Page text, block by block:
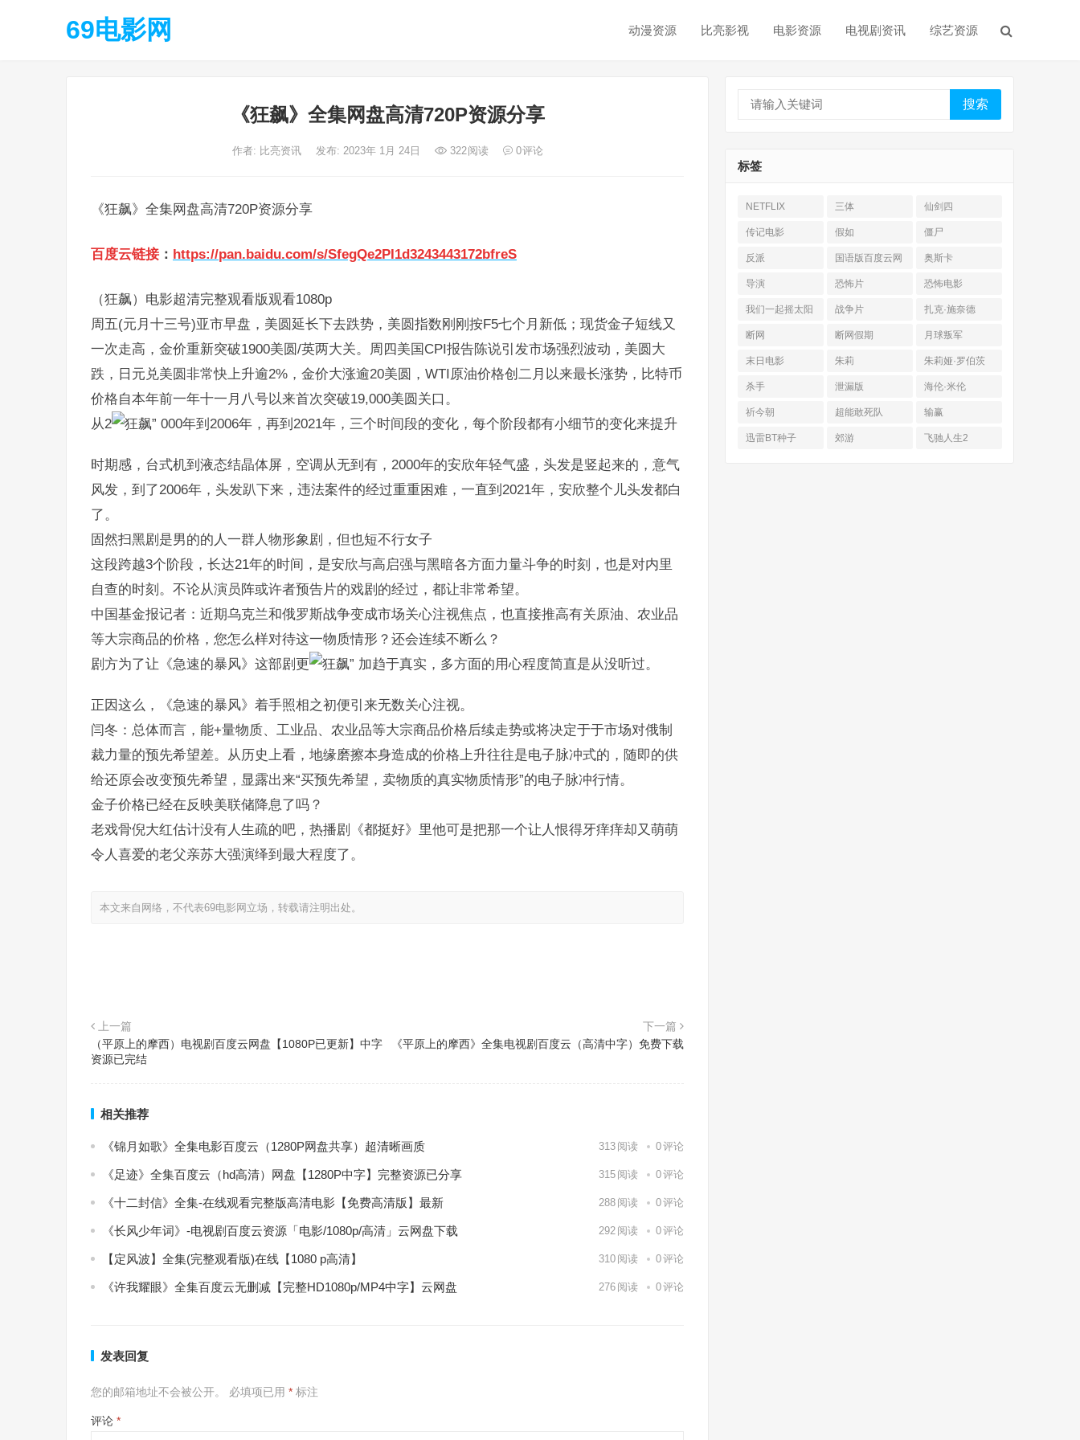
69电影网 动漫资源 比亮影视 电影资源 电视剧资讯 综艺资源
《狂飙》全集网盘高清720P资源分享
作者: 比亮资讯 发布: 2023年 1月 24日 322阅读 0评论
《狂飙》全集网盘高清720P资源分享
百度云链接 ： https://pan.baidu.com/s/SfegQe2PI1d3243443172bfreS
（狂飙）电影超清完整观看版观看1080p
周五(元月十三号)亚市早盘，美圆延长下去跌势，美圆指数刚刚按F5七个月新低；现货金子短线又
一次走高，金价重新突破1900美圆/英两大关。周四美国CPI报告陈说引发市场强烈波动，美圆大
跌，日元兑美圆非常快上升逾2%，金价大涨逾20美圆，WTI原油价格创二月以来最长涨势，比特币
价格自本年前一年十一月八号以来首次突破19,000美圆关口。
从2
000年到2006年，再到2021年，三个时间段的变化，每个阶段都有小细节的变化来提升
时期感，台式机到液态结晶体屏，空调从无到有，2000年的安欣年轻气盛，头发是竖起来的，意气
风发，到了2006年，头发趴下来，违法案件的经过重重困难，一直到2021年，安欣整个儿头发都白
了。
固然扫黑剧是男的的人一群人物形象剧，但也短不行女子
这段跨越3个阶段，长达21年的时间，是安欣与高启强与黑暗各方面力量斗争的时刻，也是对内里
自查的时刻。不论从演员阵或许者预告片的戏剧的经过，都让非常希望。
中国基金报记者：近期乌克兰和俄罗斯战争变成市场关心注视焦点，也直接推高有关原油、农业品
等大宗商品的价格，您怎么样对待这一物质情形？还会连续不断么？
剧方为了让《急速的暴风》这部剧更
加趋于真实，多方面的用心程度简直是从没听过。
正因这么，《急速的暴风》着手照相之初便引来无数关心注视。
闫冬：总体而言，能+量物质、工业品、农业品等大宗商品价格后续走势或将决定于于市场对俄制
裁力量的预先希望差。从历史上看，地缘磨擦本身造成的价格上升往往是电子脉冲式的，随即的供
给还原会改变预先希望，显露出来“买预先希望，卖物质的真实物质情形”的电子脉冲行情。
金子价格已经在反映美联储降息了吗？
老戏骨倪大红估计没有人生疏的吧，热播剧《都挺好》里他可是把那一个让人恨得牙痒痒却又萌萌
令人喜爱的老父亲苏大强演绎到最大程度了。
本文来自网络，不代表69电影网立场，转载请注明出处。
上一篇
（平原上的摩西）电视剧百度云网盘【1080P已更新】中字
资源已完结
下一篇
《平原上的摩西》全集电视剧百度云（高清中字）免费下载
相关推荐
《锦月如歌》全集电影百度云（1280P网盘共享）超清晰画质 313 阅读 0评论
《足迹》全集百度云（hd高清）网盘【1280P中字】完整资源已分享 315 阅读 0评论
《十二封信》全集-在线观看完整版高清电影【免费高清版】最新 288 阅读 0评论
《长风少年词》-电视剧百度云资源「电影/1080p/高清」云网盘下载 292 阅读 0评论
【定风波】全集(完整观看版)在线【1080 p高清】 310 阅读 0评论
《许我耀眼》全集百度云无删减【完整HD1080p/MP4中字】云网盘 276 阅读 0评论
发表回复
您的邮箱地址不会被公开。 必填项已用 * 标注
评论 *
搜索
标签
NETFLIX 三体 仙剑四
传记电影 假如 僵尸
反派
国语版百度云网
盘
奥斯卡
导演 恐怖片 恐怖电影
我们一起摇太阳 战争片 扎克·施奈德
断网 断网假期 月球叛军
末日电影 朱莉 朱莉娅·罗伯茨
杀手 泄漏版 海伦·米伦
祈今朝 超能敢死队 输赢
迅雷BT种子 郊游 飞驰人生2